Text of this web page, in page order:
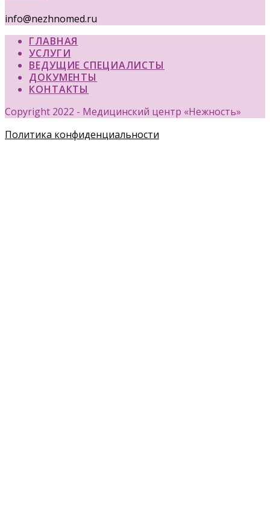
info@nezhnomed.ru
ГЛАВНАЯ
УСЛУГИ
ВЕДУЩИЕ СПЕЦИАЛИСТЫ
ДОКУМЕНТЫ
КОНТАКТЫ
Copyright 2022 - Медицинский центр «Нежность»
Политика конфиденциальности